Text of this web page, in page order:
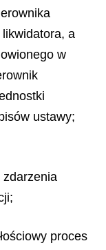
a
w
ustawy;
zdarzenia
proces